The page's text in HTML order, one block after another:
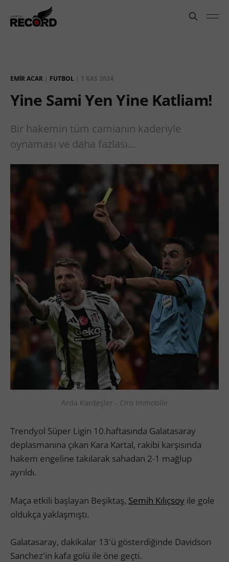
EMİR ACAR | FUTBOL | 1 KAS 2024
Yine Sami Yen Yine Katliam!
Bir hakemin tüm camianın kaderiyle
oynaması ve daha fazlası...
Arda Kardeşler - Ciro Immobile
Trendyol Süper Ligin 10.haftasında Galatasaray
deplasmanına çıkan Kara Kartal, rakibi karşısında
hakem engeline takılarak sahadan 2-1 mağlup
ayrıldı.
Maça etkili başlayan Beşiktaş, Semih Kılıçsoy ile gole
oldukça yaklaşmıştı.
Galatasaray, dakikalar 13'ü gösterdiğinde Davidson
Sanchez'in kafa golü ile öne geçti.